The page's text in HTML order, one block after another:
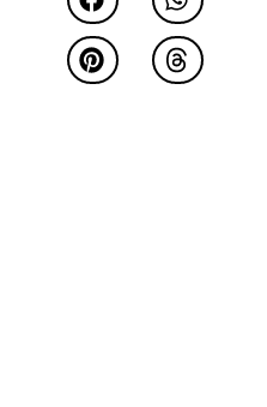
estructura en tonos
claros con detalles en
madera natural,